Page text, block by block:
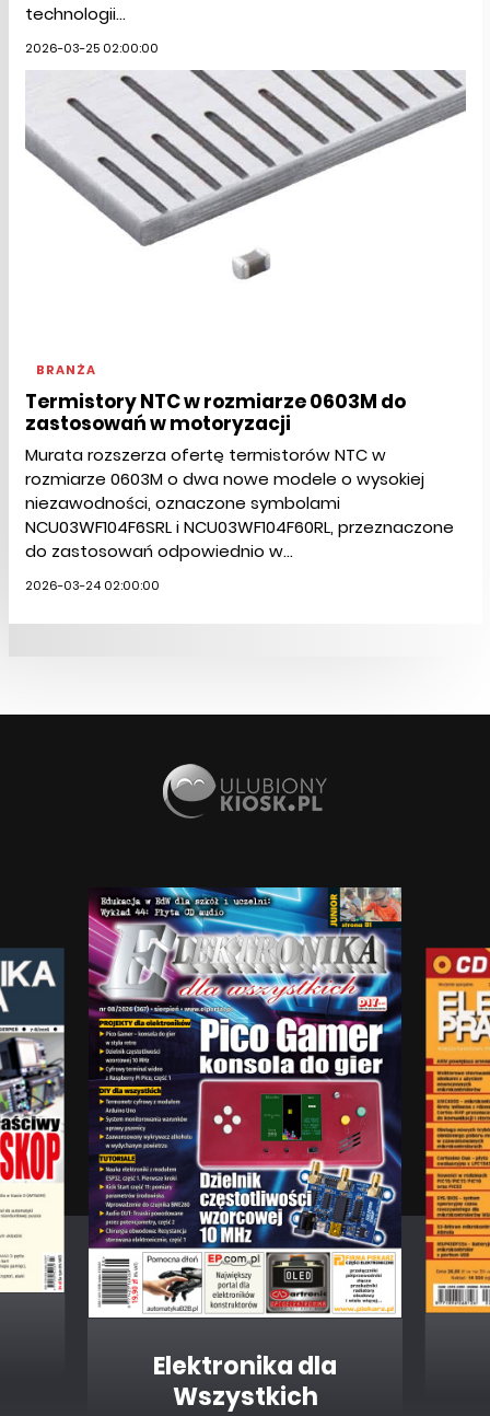
technologii...
2026-03-25 02:00:00
BRANŻA
Termistory NTC w rozmiarze 0603M do
zastosowań w motoryzacji
Murata rozszerza ofertę termistorów NTC w
rozmiarze 0603M o dwa nowe modele o wysokiej
niezawodności, oznaczone symbolami
NCU03WF104F6SRL i NCU03WF104F60RL, przeznaczone
do zastosowań odpowiednio w...
2026-03-24 02:00:00
Elektronika dla
Wszystkich